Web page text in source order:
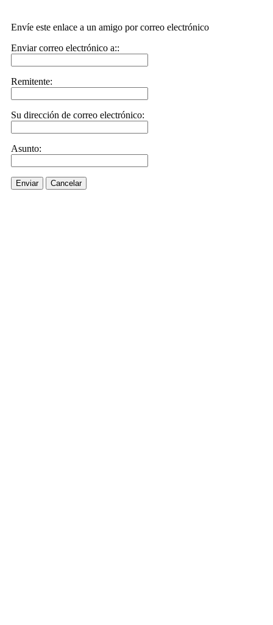
Envíe este enlace a un amigo por correo electrónico
Enviar correo electrónico a::
Remitente:
Su dirección de correo electrónico:
Asunto:
Enviar Cancelar